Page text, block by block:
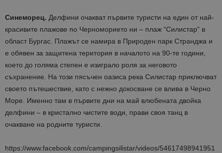
Синеморец. Делфини очакват първите туристи на един от най-
красивите плажове по Черноморието ни – плаж “Силистар” в
област Бургас. Плажът се намира в Природен парк Странджа и
e обявен за защитена територия в началото на 90-те години,
което до голяма степен е изиграло роля за неговото
съхранение. На този пясъчен оазиса река Силистар приключват
своето пътешествие, като с нежно докосване се влива в Черно
Море. Именно там в първите дни на май влюбената двойка
делфини – в кристално чистите води, прави своя танц в
очакване на родните туристи.
https://www.facebook.com/campingsilistar/videos/54617498941951